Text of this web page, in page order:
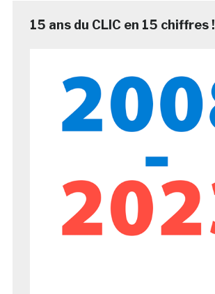
15 ans du CLIC en 15 chiffres !